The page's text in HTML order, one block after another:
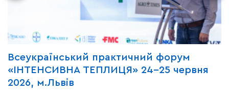
Всеукраїнський практичний форум
«ІНТЕНСИВНА ТЕПЛИЦЯ» 24-25 червня
2026, м.Львів